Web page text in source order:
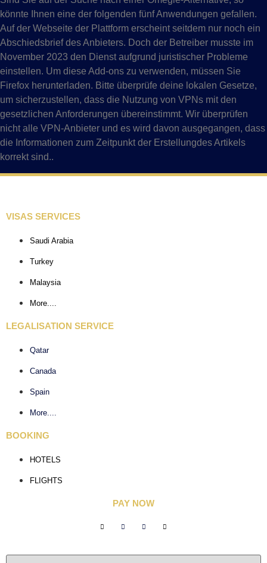
könnte Ihnen eine der folgenden fünf Anwendungen gefallen.
Auf der Webseite der Plattform erscheint seitdem nur noch ein
Abschiedsbrief des Anbieters. Doch der Betreiber musste im
November 2023 den Dienst aufgrund juristischer Probleme
einstellen. Um diese Add-ons zu verwenden, müssen Sie
Firefox herunterladen. Bitte überprüfe deine lokalen Gesetze,
um sicherzustellen, dass die Nutzung von VPNs mit den
gesetzlichen Anforderungen übereinstimmt. Wir überprüfen
nicht alle VPN-Anbieter und es wird davon ausgegangen, dass
die Informationen zum Zeitpunkt der Erstellungdes Artikels
korrekt sind..
VISAS SERVICES
Saudi Arabia
Turkey
Malaysia
More....
LEGALISATION SERVICE
Qatar
Canada
Spain
More....
BOOKING
HOTELS
FLIGHTS
PAY NOW